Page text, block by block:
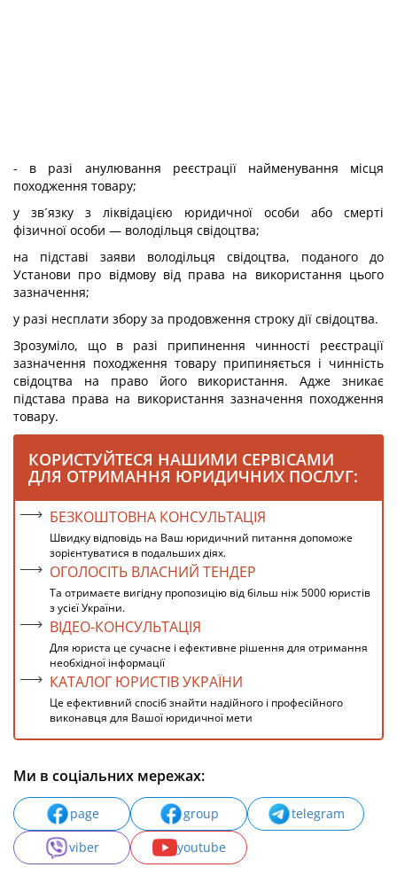
- в разі анулювання реєстрації найменування місця
походження товару;
у зв´язку з ліквідацією юридичної особи або смерті
фізичної особи — володільця свідоцтва;
на підставі заяви володільця свідоцтва, поданого до
Установи про відмову від права на використання цього
зазначення;
у разі несплати збору за продовження строку дії свідоцтва.
Зрозуміло, що в разі припинення чинності реєстрації
зазначення походження товару припиняється і чинність
свідоцтва на право його використання. Адже зникає
підстава права на використання зазначення походження
товару.
КОРИСТУЙТЕСЯ НАШИМИ СЕРВІСАМИ
ДЛЯ ОТРИМАННЯ ЮРИДИЧНИХ ПОСЛУГ:
БЕЗКОШТОВНА КОНСУЛЬТАЦІЯ
Швидку відповідь на Ваш юридичний питання допоможе
зорієнтуватися в подальших діях.
ОГОЛОСІТЬ ВЛАСНИЙ ТЕНДЕР
Та отримаєте вигідну пропозицію від більш ніж 5000 юристів
з усієї України.
ВІДЕО-КОНСУЛЬТАЦІЯ
Для юриста це сучасне і ефективне рішення для отримання
необхідної інформації
КАТАЛОГ ЮРИСТІВ УКРАЇНИ
Це ефективний спосіб знайти надійного і професійного
виконавця для Вашої юридичної мети
Ми в соціальних мережах:
page group
telegram
viber
youtube